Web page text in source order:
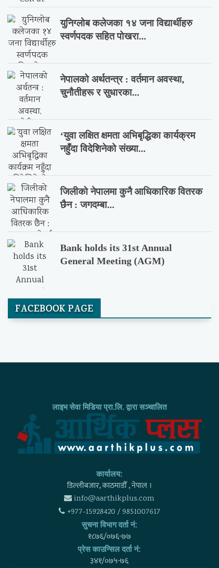
युनिग्लोब कलेजका १४ जना विद्यार्थीहरु
स्वर्णपदक सहित पोखरा...
नेपालको अर्थतन्त्र : वर्तमान अवस्था,
चुनौतीहरू र सुधारका...
‘युवा लक्षित क्षमता अभिबृद्धिका कार्यक्रम
नहुँदा विदेशिनेको संख्या...
जिलीको नेपालमा कुनै आधिकारिक वितरक
छैन : जगदम्बा...
Bank holds its 31st Annual
General Meeting (AGM)
FACEBOOK PAGE
लाइभ सेवा मिडिया प्रा.लि. द्वारा सञ्चालित
कार्यालय:
डिल्लीबजार, काठमाडाैँ , नेपाल ।
info@aarthikplus.com
+977-15928420 / 9851007617
सुचना विभाग दर्ता नं:
१८७६/०७६-७७
प्रेस काउन्सिल दर्ता नं:
३४१/०७५-७६